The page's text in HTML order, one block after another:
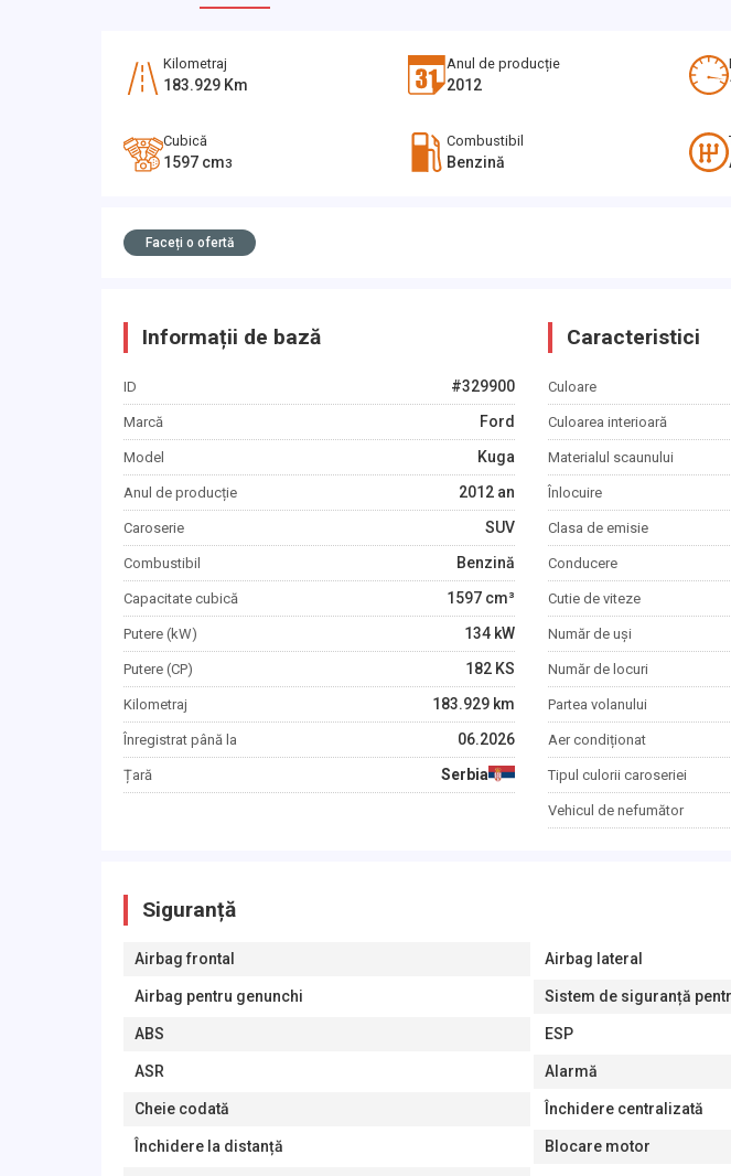
Kilometraj
183.929 Km
Anul de producție
2012
Cubică
1597 cm3
Combustibil
Benzină
Faceți o ofertă
Informații de bază
ID #329900
Marcă Ford
Model Kuga
Anul de producție 2012 an
Caroserie SUV
Combustibil Benzină
Capacitate cubică 1597 cm³
Putere (kW) 134 kW
Putere (CP) 182 KS
Kilometraj 183.929 km
Înregistrat până la 06.2026
Țară Serbia
Caracteristici
Culoare
Culoarea interioară
Materialul scaunului
Înlocuire
Clasa de emisie
Conducere
Cutie de viteze
Număr de uși
Număr de locuri
Partea volanului
Aer condiționat
Tipul culorii caroseriei
Vehicul de nefumător
Siguranță
Airbag frontal Airbag lateral
Airbag pentru genunchi Sistem de siguranță
ABS ESP
ASR Alarmă
Cheie codată Închidere centralizată
Închidere la distanță Blocare motor